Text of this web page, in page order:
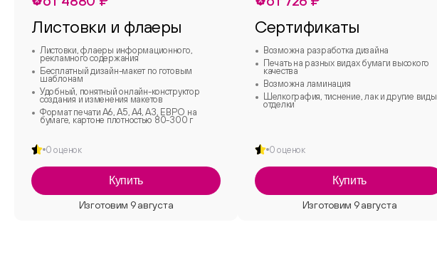
Листовки и флаеры
Листовки, флаеры информационного,
рекламного содержания
Бесплатный дизайн-макет по готовым
шаблонам
Удобный, понятный онлайн-конструктор
создания и изменения макетов
Формат печати А6, А5, А4, А3, ЕВРО на
бумаге, картоне плотностью 80-300 г
0 оценок
Купить
Сертификаты
Возможна разработка дизайна
Печать на разных видах бумаги высокого
качества
Возможна ламинация
Шелкография, тиснение, лак и другие виды
отделки
0 оценок
Купить